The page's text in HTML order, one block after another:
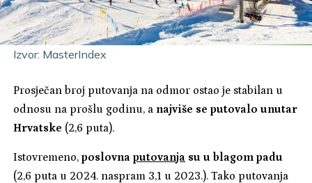
Izvor: MasterIndex
Prosječan broj putovanja na odmor ostao je stabilan u
odnosu na prošlu godinu, a najviše se putovalo unutar
Hrvatske (2,6 puta).
Istovremeno,poslovnaputovanja su u blagom padu
(2,6 puta u 2024. naspram 3,1 u 2023.). Tako putovanja